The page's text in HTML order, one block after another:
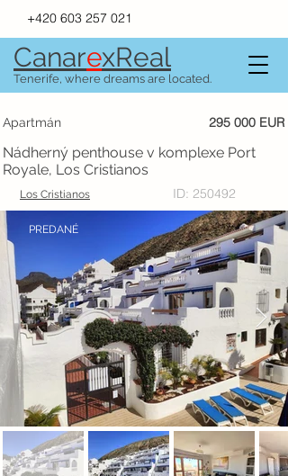
+420 603 257 021
CanarexReal
Tenerife, where dreams are located.
Apartmán 295 000 EUR
Nádherný penthouse v komplexe Port
Royale, Los Cristianos
Los Cristianos ID: 250492
PREDANÉ